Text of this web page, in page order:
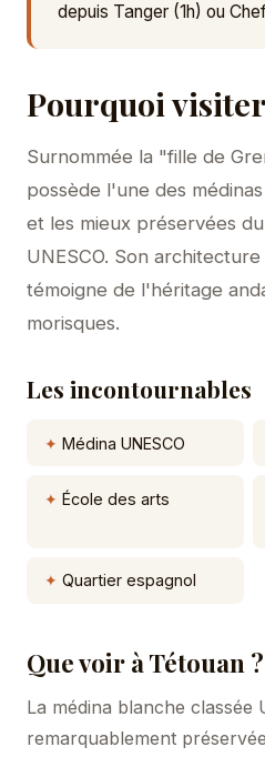
depuis Tanger (1h) ou
Pourquoi
Surnommée la "fille de
possède l'une des
et les mieux préservées
UNESCO. Son
témoigne de l'héritage
morisques.
Les incontournables
Médina UNESCO
École des arts
Quartier espagnol
Que voir à Tétouan ?
La médina blanche classée
remarquablement